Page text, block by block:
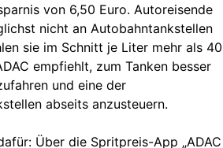
von 6,50 Euro. Autoreisende
nicht an Autobahntankstellen
sie im Schnitt je Liter mehr als 40
empfiehlt, zum Tanken besser
und eine der
abseits anzusteuern.
Über die Spritpreis-App „ADAC